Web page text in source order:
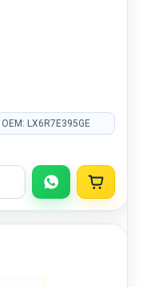
OEM: LX6R7E395GE